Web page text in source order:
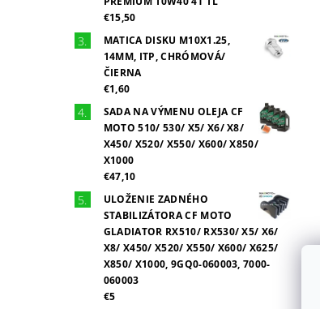
€15,50
MATICA DISKU M10X1.25,
14MM, ITP, CHRÓMOVÁ/
ČIERNA
€1,60
SADA NA VÝMENU OLEJA CF
MOTO 510/ 530/ X5/ X6/ X8/
X450/ X520/ X550/ X600/ X850/
X1000
€47,10
ULOŽENIE ZADNÉHO
STABILIZÁTORA CF MOTO
GLADIATOR RX510/ RX530/ X5/ X6/
X8/ X450/ X520/ X550/ X600/ X625/
X850/ X1000, 9GQ0-060003, 7000-
060003
€5